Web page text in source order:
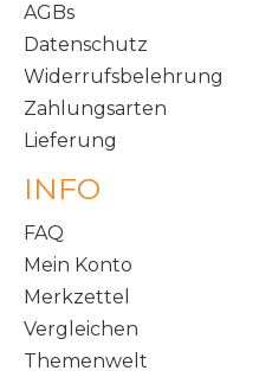
AGBs
Datenschutz
Widerrufsbelehrung
Zahlungsarten
Lieferung
INFO
FAQ
Mein Konto
Merkzettel
Vergleichen
Themenwelt